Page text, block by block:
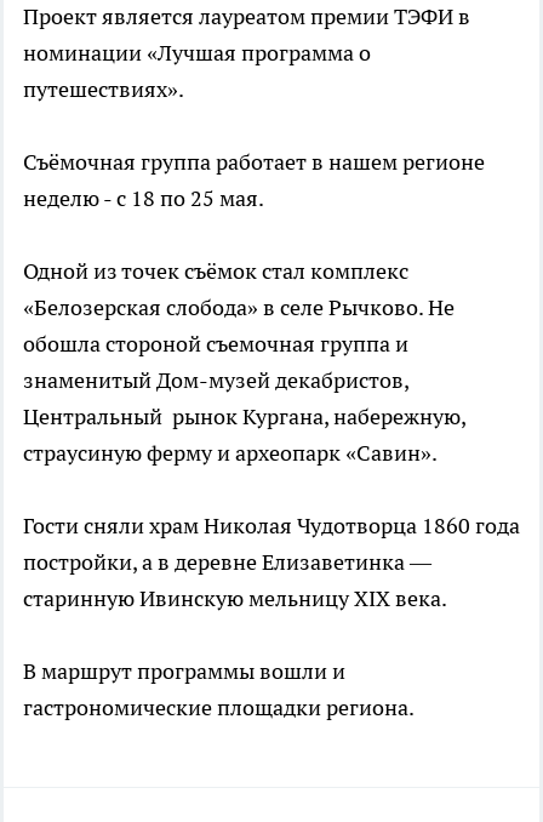
Проект является лауреатом премии ТЭФИ в
номинации «Лучшая программа о
путешествиях».
Съёмочная группа работает в нашем регионе
неделю - с 18 по 25 мая.
Одной из точек съёмок стал комплекс
«Белозерская слобода» в селе Рычково. Не
обошла стороной съемочная группа и
знаменитый Дом-музей декабристов,
Центральный рынок Кургана, набережную,
страусиную ферму и археопарк «Савин».
Гости сняли храм Николая Чудотворца 1860 года
постройки, а в деревне Елизаветинка —
старинную Ивинскую мельницу XIX века.
В маршрут программы вошли и
гастрономические площадки региона.